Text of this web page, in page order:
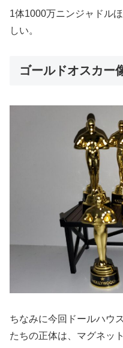
1体1000万ニンジャドル
しい。
ゴールドオスカー
ちなみに今回ドールハウ
たちの正体は、マグネッ